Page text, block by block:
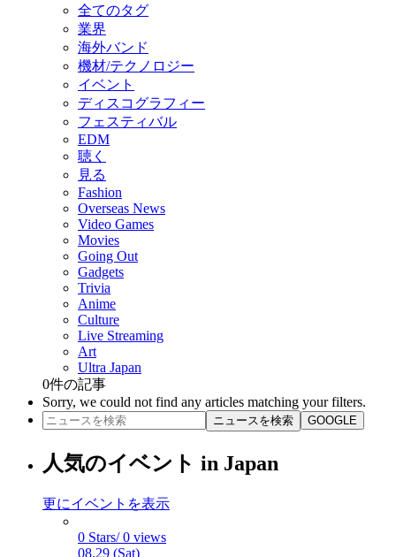
全てのタグ
業界
海外バンド
機材/テクノロジー
イベント
ディスコグラフィー
フェスティバル
EDM
聴く
見る
Fashion
Overseas News
Video Games
Movies
Going Out
Gadgets
Trivia
Anime
Culture
Live Streaming
Art
Ultra Japan
0件の記事
Sorry, we could not find any articles matching your filters.
ニュースを検索 GOOGLE
人気のイベント in Japan
更にイベントを表示
0 Stars/ 0 views
08.29 (Sat)